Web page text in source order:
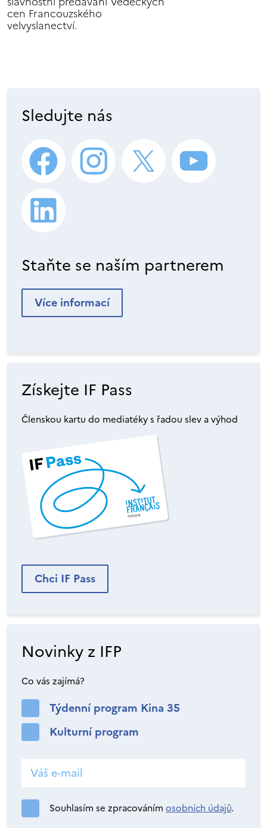
cen Francouzského
velvyslanectví.
Sledujte nás
Staňte se naším partnerem
Více informací
Získejte IF Pass
Členskou kartu do mediatéky s řadou slev a výhod
Chci IF Pass
Novinky z IFP
Co vás zajímá?
Týdenní program Kina 35
Kulturní program
Souhlasím se zpracováním osobních údajů.